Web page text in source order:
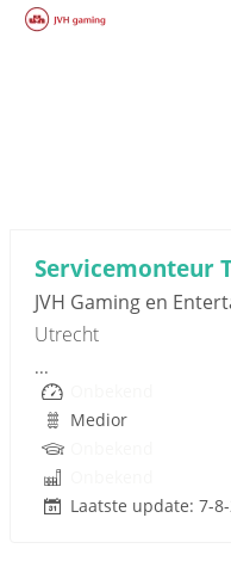
Servicemonteur
JVH Gaming en
Utrecht
...
Medior
Laatste update: 7-